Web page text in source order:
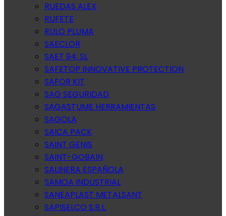
RUEDAS ALEX
RUFETE
RULO PLUMA
SAECLOR
SAET 94, SL
SAFETOP INNOVATIVE PROTECTION
SAFOR KIT
SAG SEGURIDAD
SAGASTUME HERRAMIENTAS
SAGOLA
SAICA PACK
SAINT GENIS
SAINT-GOBAIN
SALINERA ESPAÑOLA
SAMOA INDUSTRIAL
SANEAPLAST METALSANT
SAPISELCO S.R.L.